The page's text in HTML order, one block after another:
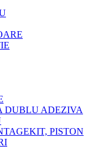
DUBLU ADEZIVA
PISTON